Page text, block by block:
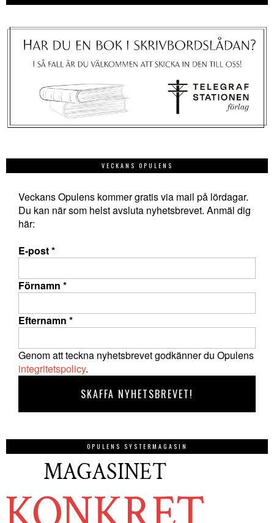
VECKANS OPULENS
Veckans Opulens kommer gratis via mail på lördagar.
Du kan när som helst avsluta nyhetsbrevet. Anmäl dig
här:
E-post*
Förnamn *
Efternamn *
Genom att teckna nyhetsbrevet godkänner du Opulens
integritetspolicy.
OPULENS SYSTERMAGASIN